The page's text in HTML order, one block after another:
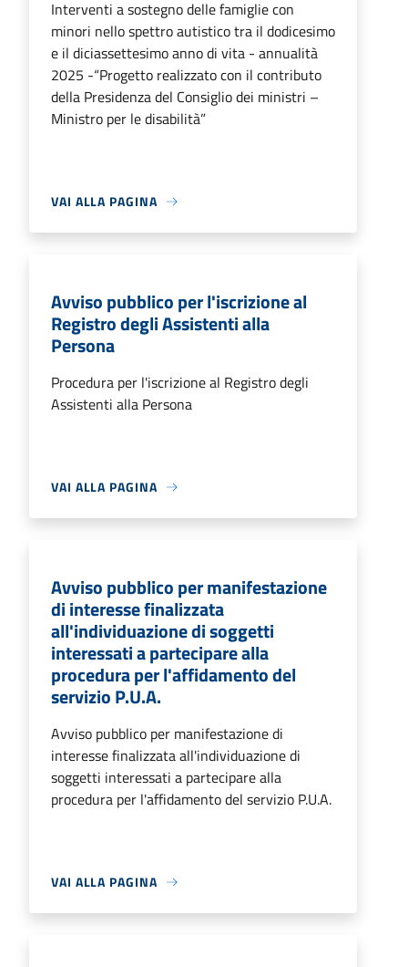
Interventi a sostegno delle famiglie con
minori nello spettro autistico tra il dodicesimo
e il diciassettesimo anno di vita - annualità
2025 -“Progetto realizzato con il contributo
della Presidenza del Consiglio dei ministri –
Ministro per le disabilità”
VAI ALLA PAGINA
Avviso pubblico per l'iscrizione al
Registro degli Assistenti alla
Persona
Procedura per l'iscrizione al Registro degli
Assistenti alla Persona
VAI ALLA PAGINA
Avviso pubblico per manifestazione
di interesse finalizzata
all'individuazione di soggetti
interessati a partecipare alla
procedura per l'affidamento del
servizio P.U.A.
Avviso pubblico per manifestazione di
interesse finalizzata all'individuazione di
soggetti interessati a partecipare alla
procedura per l'affidamento del servizio P.U.A.
VAI ALLA PAGINA